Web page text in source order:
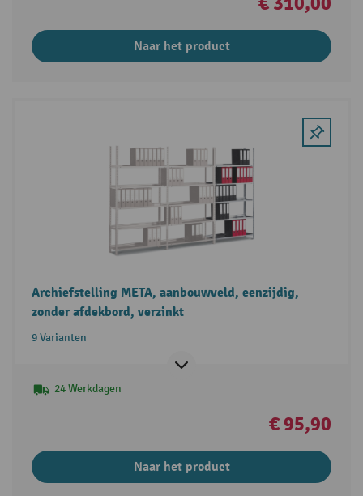
Naar het product
Archiefstelling META, aanbouwveld, eenzijdig,
zonder afdekbord, verzinkt
9 Varianten
24 Werkdagen
€ 95,90
Naar het product